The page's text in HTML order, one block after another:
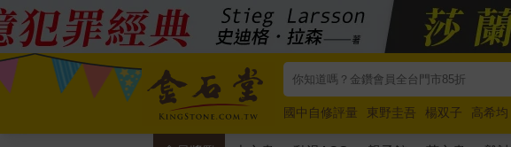
國中自修評量 東野圭吾 楊双子 高希均
唯紅花綻放
奧德賽 路邊攤新作 馬斯克